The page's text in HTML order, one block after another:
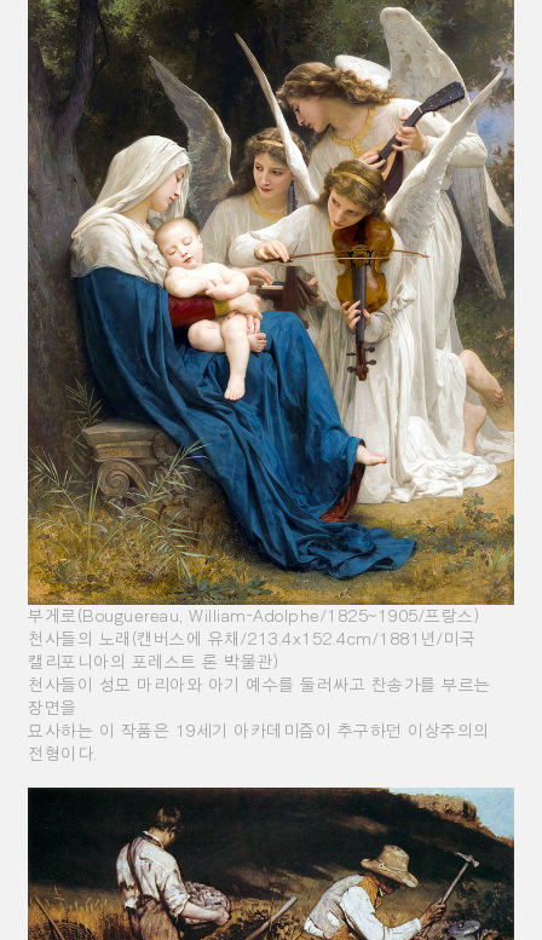
부게로(Bouguereau, William-Adolphe/1825~1905/프랑스)
천사들의 노래(캔버스에 유채/213.4x152.4cm/1881년/미국
캘리포니아의 포레스트 론 박물관)
천사들이 성모 마리아와 아기 예수를 둘러싸고 찬송가를 부르는
장면을
묘사하는 이 작품은 19세기 아카데미즘이 추구하던 이상주의의
전형이다.